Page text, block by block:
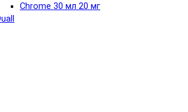
Chrome 30 мл 20 мг